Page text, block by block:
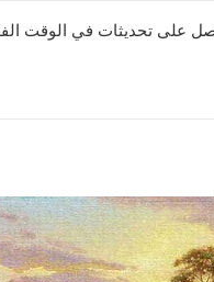
على تحديثات في الوقت